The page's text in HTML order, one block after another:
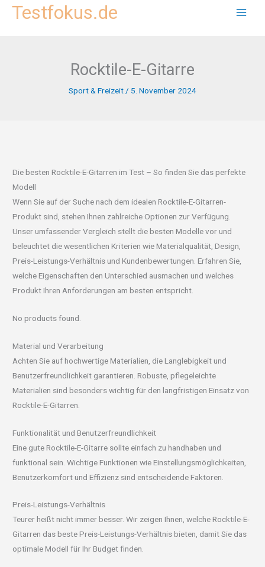
InhaltTestfokus.de
Rocktile-E-Gitarre
Sport & Freizeit / 5. November 2024
Die besten Rocktile-E-Gitarren im Test – So finden Sie das perfekte
Modell
Wenn Sie auf der Suche nach dem idealen Rocktile-E-Gitarren-
Produkt sind, stehen Ihnen zahlreiche Optionen zur Verfügung.
Unser umfassender Vergleich stellt die besten Modelle vor und
beleuchtet die wesentlichen Kriterien wie Materialqualität, Design,
Preis-Leistungs-Verhältnis und Kundenbewertungen. Erfahren Sie,
welche Eigenschaften den Unterschied ausmachen und welches
Produkt Ihren Anforderungen am besten entspricht.
No products found.
Material und Verarbeitung
Achten Sie auf hochwertige Materialien, die Langlebigkeit und
Benutzerfreundlichkeit garantieren. Robuste, pflegeleichte
Materialien sind besonders wichtig für den langfristigen Einsatz von
Rocktile-E-Gitarren.
Funktionalität und Benutzerfreundlichkeit
Eine gute Rocktile-E-Gitarre sollte einfach zu handhaben und
funktional sein. Wichtige Funktionen wie Einstellungsmöglichkeiten,
Benutzerkomfort und Effizienz sind entscheidende Faktoren.
Preis-Leistungs-Verhältnis
Teurer heißt nicht immer besser. Wir zeigen Ihnen, welche Rocktile-E-
Gitarren das beste Preis-Leistungs-Verhältnis bieten, damit Sie das
optimale Modell für Ihr Budget finden.